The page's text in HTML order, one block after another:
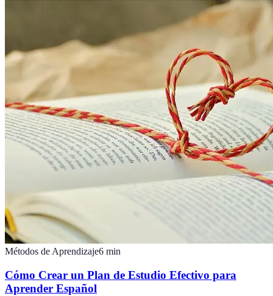
Métodos de Aprendizaje6 min
Cómo Crear un Plan de Estudio Efectivo para
Aprender Español